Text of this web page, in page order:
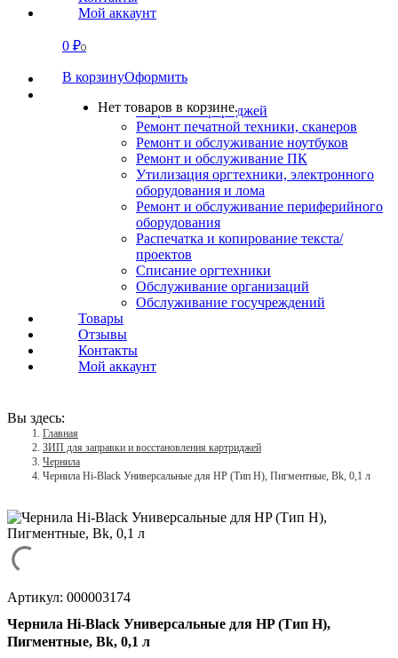
Мой аккаунт
0 ₽0
В корзинуОформить
Нет товаров в корзине.
СВЯЗАТЬСЯ
О нас
Заправка картриджей
Ремонт печатной техники, сканеров
Ремонт и обслуживание ноутбуков
Ремонт и обслуживание ПК
Утилизация оргтехники, электронного
оборудования и лома
Ремонт и обслуживание периферийного
оборудования
Распечатка и копирование текста/
проектов
Списание оргтехники
Обслуживание организаций
Обслуживание госучреждений
Товары
Отзывы
Контакты
Мой аккаунт
Вы здесь:
Главная
ЗИП для заправки и восстановления картриджей
Чернила
Чернила Hi-Black Универсальные для HP (Тип H), Пигментные, Bk, 0,1 л
Артикул: 000003174
Чернила Hi-Black Универсальные для HP (Тип H),
Пигментные, Bk, 0,1 л